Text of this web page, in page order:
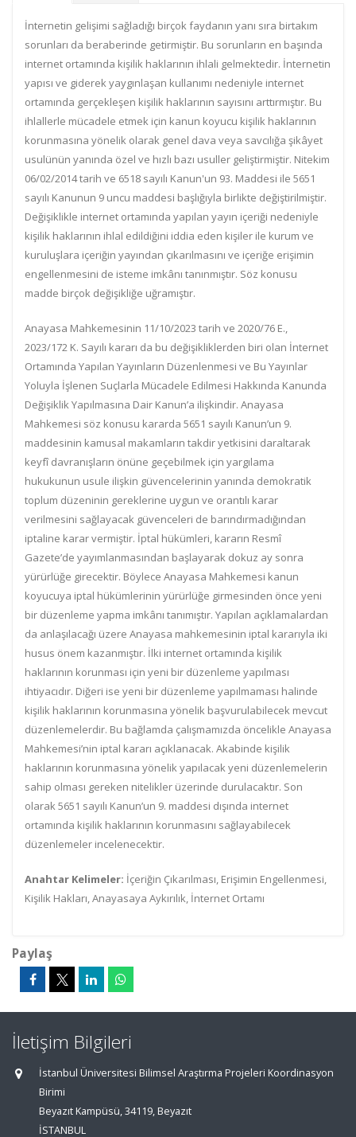
İnternetin gelişimi sağladığı birçok faydanın yanı sıra birtakım
sorunları da beraberinde getirmiştir. Bu sorunların en başında
internet ortamında kişilik haklarının ihlali gelmektedir. İnternetin
yapısı ve giderek yaygınlaşan kullanımı nedeniyle internet
ortamında gerçekleşen kişilik haklarının sayısını arttırmıştır. Bu
ihlallerle mücadele etmek için kanun koyucu kişilik haklarının
korunmasına yönelik olarak genel dava veya savcılığa şikâyet
usulünün yanında özel ve hızlı bazı usuller geliştirmiştir. Nitekim
06/02/2014 tarih ve 6518 sayılı Kanun'un 93. Maddesi ile 5651
sayılı Kanunun 9 uncu maddesi başlığıyla birlikte değiştirilmiştir.
Değişiklikle internet ortamında yapılan yayın içeriği nedeniyle
kişilik haklarının ihlal edildiğini iddia eden kişiler ile kurum ve
kuruluşlara içeriğin yayından çıkarılmasını ve içeriğe erişimin
engellenmesini de isteme imkânı tanınmıştır. Söz konusu
madde birçok değişikliğe uğramıştır.
Anayasa Mahkemesinin 11/10/2023 tarih ve 2020/76 E.,
2023/172 K. Sayılı kararı da bu değişikliklerden biri olan İnternet
Ortamında Yapılan Yayınların Düzenlenmesi ve Bu Yayınlar
Yoluyla İşlenen Suçlarla Mücadele Edilmesi Hakkında Kanunda
Değişiklik Yapılmasına Dair Kanun’a ilişkindir. Anayasa
Mahkemesi söz konusu kararda 5651 sayılı Kanun’un 9.
maddesinin kamusal makamların takdir yetkisini daraltarak
keyfî davranışların önüne geçebilmek için yargılama
hukukunun usule ilişkin güvencelerinin yanında demokratik
toplum düzeninin gereklerine uygun ve orantılı karar
verilmesini sağlayacak güvenceleri de barındırmadığından
iptaline karar vermiştir. İptal hükümleri, kararın Resmî
Gazete’de yayımlanmasından başlayarak dokuz ay sonra
yürürlüğe girecektir. Böylece Anayasa Mahkemesi kanun
koyucuya iptal hükümlerinin yürürlüğe girmesinden önce yeni
bir düzenleme yapma imkânı tanımıştır. Yapılan açıklamalardan
da anlaşılacağı üzere Anayasa mahkemesinin iptal kararıyla iki
husus önem kazanmıştır. İlki internet ortamında kişilik
haklarının korunması için yeni bir düzenleme yapılması
ihtiyacıdır. Diğeri ise yeni bir düzenleme yapılmaması halinde
kişilik haklarının korunmasına yönelik başvurulabilecek mevcut
düzenlemelerdir. Bu bağlamda çalışmamızda öncelikle Anayasa
Mahkemesi’nin iptal kararı açıklanacak. Akabinde kişilik
haklarının korunmasına yönelik yapılacak yeni düzenlemelerin
sahip olması gereken nitelikler üzerinde durulacaktır. Son
olarak 5651 sayılı Kanun’un 9. maddesi dışında internet
ortamında kişilik haklarının korunmasını sağlayabilecek
düzenlemeler incelenecektir.
Anahtar Kelimeler: İçeriğin Çıkarılması, Erişimin Engellenmesi,
Kişilik Hakları, Anayasaya Aykırılık, İnternet Ortamı
Paylaş
İletişim Bilgileri
İstanbul Üniversitesi Bilimsel Araştırma Projeleri Koordinasyon
Birimi
Beyazıt Kampüsü, 34119, Beyazıt
İSTANBUL